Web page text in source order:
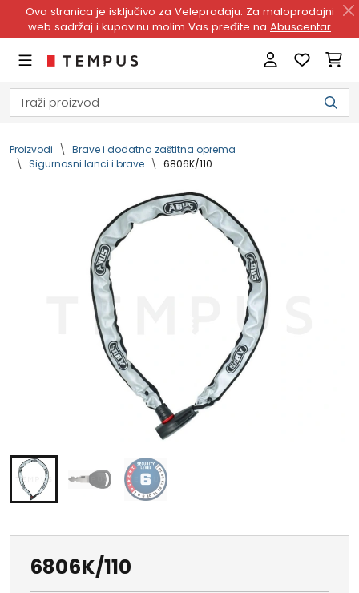
Ova stranica je isključivo za Veleprodaju. Za maloprodajni
web sadržaj i kupovinu molim Vas pređite na Abuscentar
Proizvodi
Brave i dodatna zaštitna oprema
Sigurnosni lanci i brave
6806K/110
6806K/110